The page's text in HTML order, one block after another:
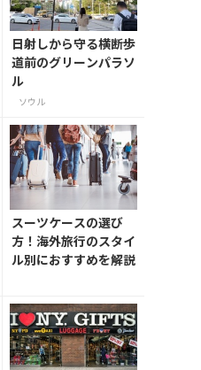
日射しから守る横断歩
道前のグリーンパラソ
ル
ソウル
スーツケースの選び
方！海外旅行のスタイ
ル別におすすめを解説